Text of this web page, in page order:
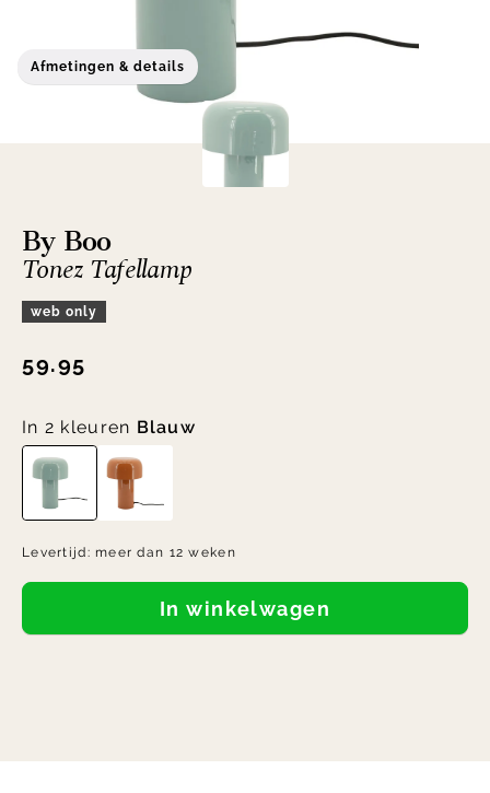
Afmetingen & details
By Boo
Tonez Tafellamp
web only
59.95
In 2 kleuren Blauw
Levertijd: meer dan 12 weken
In winkelwagen